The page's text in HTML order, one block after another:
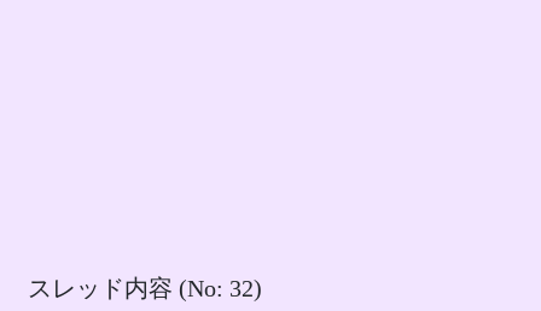
スレッド内容 (No: 32)